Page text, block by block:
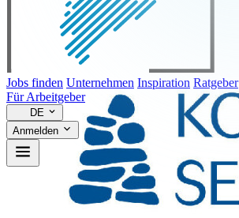
Jobs finden Unternehmen Inspiration Ratgeber
Für Arbeitgeber
DE
Anmelden